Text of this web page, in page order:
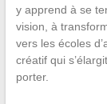
y apprend à se
vision, à
vers les écoles
créatif qui
porter.